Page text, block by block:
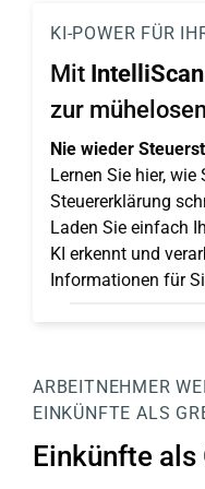
KI-POWER FÜR
Mit IntelliScan
zur
Nie wieder
Lernen Sie hier, wie
Steuererklärung
Laden Sie einfach
KI erkennt und
Informationen für
ARBEITNEHMER
EINKÜNFTE ALS
Einkünfte als